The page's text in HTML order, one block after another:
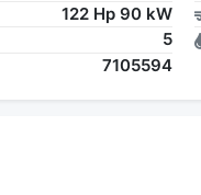
122 Hp 90 kW
5
7105594